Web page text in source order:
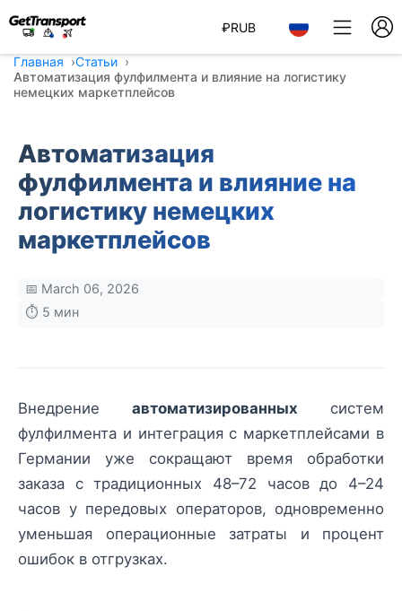
₽RUB
Главная
Статьи
Автоматизация фулфилмента и влияние на логистику
немецких маркетплейсов
Автоматизация
фулфилмента и влияние на
логистику немецких
маркетплейсов
📅 March 06, 2026
⏱️ 5 мин
Внедрение автоматизированных систем
фулфилмента и интеграция с маркетплейсами в
Германии уже сокращают время обработки
заказа с традиционных 48–72 часов до 4–24
часов у передовых операторов, одновременно
уменьшая операционные затраты и процент
ошибок в отгрузках.